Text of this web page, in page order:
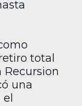
total
una